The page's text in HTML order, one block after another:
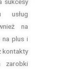
usług
na
na plus i
kontakty
zarobki